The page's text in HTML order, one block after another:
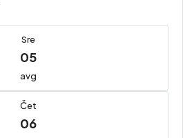
Sre
05
avg
Čet
06